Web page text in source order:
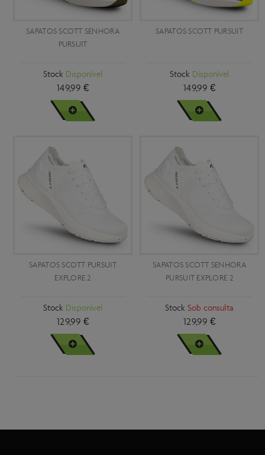
SAPATOS SCOTT SENHORA
PURSUIT
Stock Disponível
149,99 €
VER MAIS
SAPATOS SCOTT PURSUIT
Stock Disponível
149,99 €
VER MAIS
SAPATOS SCOTT PURSUIT
EXPLORE 2
Stock Disponível
129,99 €
VER MAIS
SAPATOS SCOTT SENHORA
PURSUIT EXPLORE 2
Stock Sob consulta
129,99 €
VER MAIS